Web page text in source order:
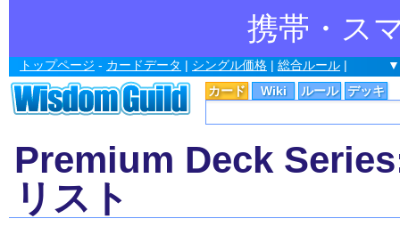
携帯・ス
カード Wiki ルール デッキ
トップページ - カードデータ | シングル価格 | 総合ルール |
Premium Deck
リスト